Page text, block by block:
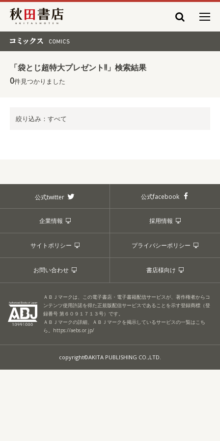
秋田書店
「袋とじ超特大プレゼント!!」検索結果
0件見つかりました
絞り込み：すべて
公式twitter 公式facebook
企業情報 採用情報
サイトポリシー プライバシーポリシー
お問い合わせ 書店様向け
ＡＢＪマークは、この電子書店・電子書籍配信サービスが、著作権者からコ
ンテンツ使用許諾を得た正規版配信サービスであることを示す登録商標（登
録番号 第６０９１７１３号）です。
ＡＢＪマークの詳細、ＡＢＪマークを掲示しているサービスの一覧はこち
ら。 https://aebs.or.jp/
copyright©AKITA PUBLISHING CO.,LTD.